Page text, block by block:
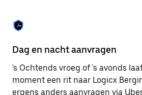
Dag en nacht aanvragen
's Ochtends vroeg of 's avonds
moment een rit naar Logicx
ergens anders aanvragen via